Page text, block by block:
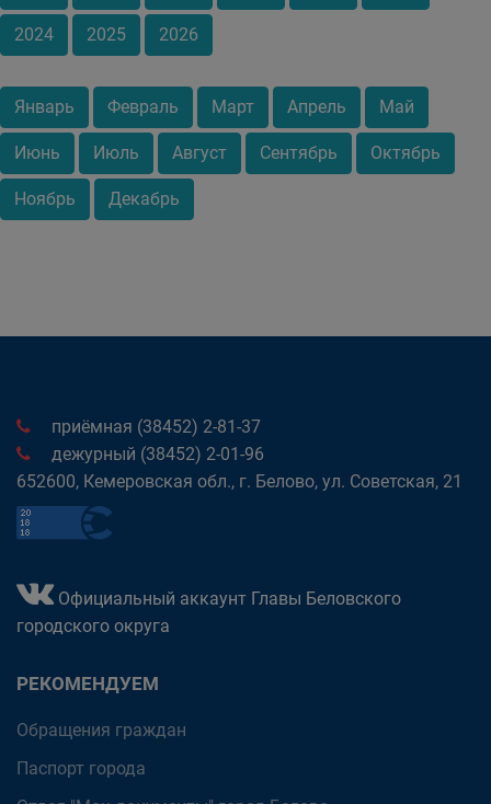
2024 2025 2026
Январь Февраль Март Апрель Май
Июнь Июль Август Сентябрь Октябрь
Ноябрь Декабрь
приёмная (38452) 2-81-37
дежурный (38452) 2-01-96
652600, Кемеровская обл., г. Белово, ул. Советская, 21
Официальный аккаунт Главы Беловского
городского округа
РЕКОМЕНДУЕМ
Обращения граждан
Паспорт города